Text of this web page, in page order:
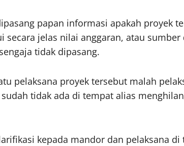
papan informasi apakah proyek
jelas nilai anggaran, atau
tidak dipasang.
pelaksana proyek tersebut malah
tidak ada di tempat alias
kepada mandor dan pelaksana